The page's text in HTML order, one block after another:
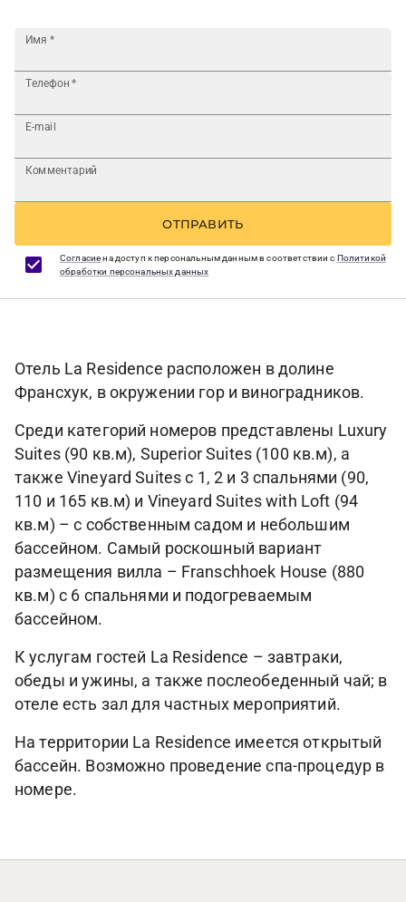
Имя *
Телефон *
E-mail
Комментарий
ОТПРАВИТЬ
Согласиена доступ к персональным данным в соответствии с Политикой
обработки персональных данных
Отель La Residence расположен в долине
Франсхук, в окружении гор и виноградников.
Среди категорий номеров представлены Luxury
Suites (90 кв.м), Superior Suites (100 кв.м), а
также Vineyard Suites с 1, 2 и 3 спальнями (90,
110 и 165 кв.м) и Vineyard Suites with Loft (94
кв.м) – с собственным садом и небольшим
бассейном. Самый роскошный вариант
размещения вилла – Franschhoek House (880
кв.м) с 6 спальнями и подогреваемым
бассейном.
К услугам гостей La Residence – завтраки,
обеды и ужины, а также послеобеденный чай; в
отеле есть зал для частных мероприятий.
На территории La Residence имеется открытый
бассейн. Возможно проведение спа-процедур в
номере.